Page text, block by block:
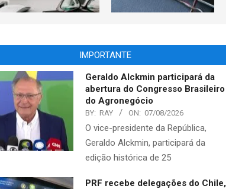
IMPORTANTE
Geraldo Alckmin participará da
abertura do Congresso Brasileiro
do Agronegócio
BY: RAY ON: 07/08/2026
O vice-presidente da República,
Geraldo Alckmin, participará da
edição histórica de 25
PRF recebe delegações do Chile,